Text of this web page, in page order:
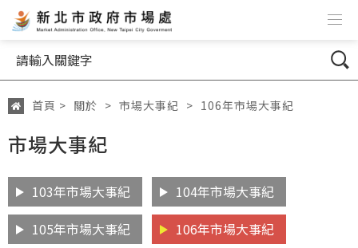
跳到主要內容
網站導覽
搜尋
首頁 > 關於 > 市場大事紀 > 106年市場大事紀
市場大事紀
103年市場大事紀
104年市場大事紀
105年市場大事紀
106年市場大事紀